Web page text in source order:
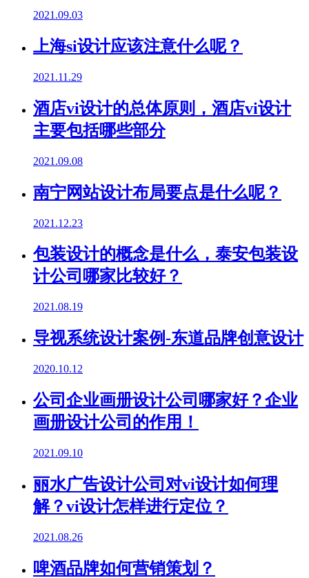
2021.09.03
上海si设计应该注意什么呢？
2021.11.29
酒店vi设计的总体原则，酒店vi设计
主要包括哪些部分
2021.09.08
南宁网站设计布局要点是什么呢？
2021.12.23
包装设计的概念是什么，泰安包装设
计公司哪家比较好？
2021.08.19
导视系统设计案例-东道品牌创意设计
2020.10.12
公司企业画册设计公司哪家好？企业
画册设计公司的作用！
2021.09.10
丽水广告设计公司对vi设计如何理
解？vi设计怎样进行定位？
2021.08.26
啤酒品牌如何营销策划？